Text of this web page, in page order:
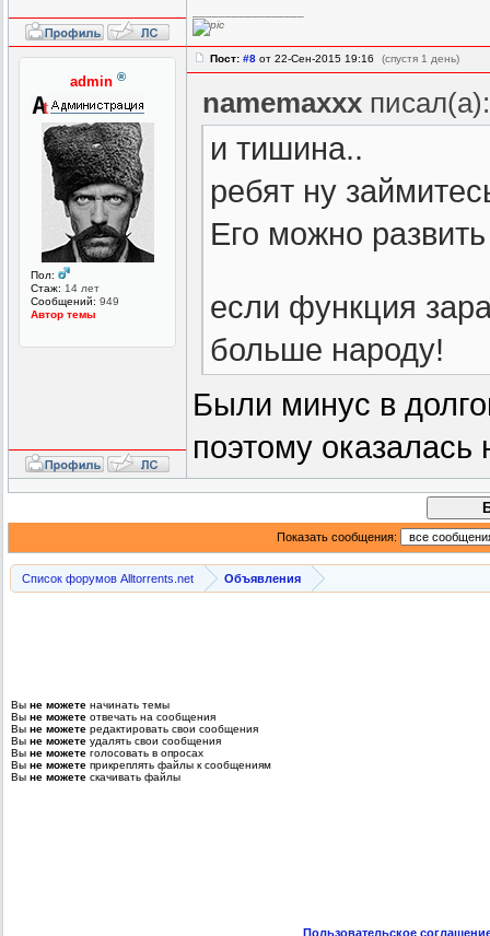
admin ®
Пол:
Стаж: 14 лет
Сообщений: 949
Автор темы
Пост: #8 от 22-Сен-2015 19:16 (спустя 1 день)
namemaxxx
и тишина..
ребят ну
Его можно развить
если функция
больше народу!
Были минус в
поэтому оказалась
Показать сообщения:
Список форумов Alltorrents.net Объявления
Вы не можете начинать темы
Вы не можете отвечать на сообщения
Вы не можете редактировать свои сообщения
Вы не можете удалять свои сообщения
Вы не можете голосовать в опросах
Вы не можете прикреплять файлы к сообщениям
Вы не можете скачивать файлы
Пользовательское